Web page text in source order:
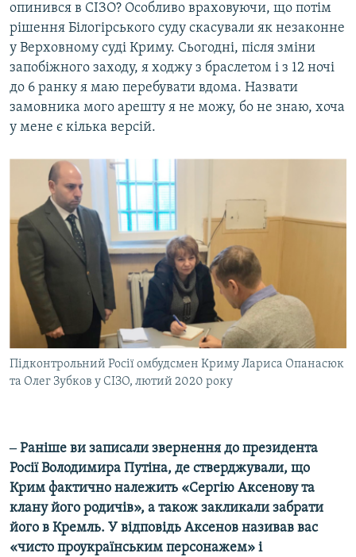
опинився в СІЗО? Особливо враховуючи, що потім
рішення Білогірського суду скасували як незаконне
у Верховному суді Криму. Сьогодні, після зміни
запобіжного заходу, я ходжу з браслетом і з 12 ночі
до 6 ранку я маю перебувати вдома. Назвати
замовника мого арешту я не можу, бо не знаю, хоча
у мене є кілька версій.
Підконтрольний Росії омбудсмен Криму Лариса Опанасюк
та Олег Зубков у СІЗО, лютий 2020 року
‒ Раніше ви записали звернення до президента
Росії Володимира Путіна, де стверджували, що
Крим фактично належить «Сергію Аксенову та
клану його родичів», а також закликали забрати
його в Кремль. У відповідь Аксенов називав вас
«чисто проукраїнським персонажем» і